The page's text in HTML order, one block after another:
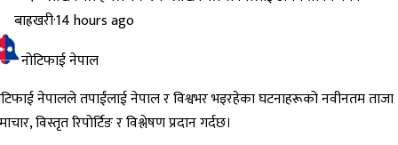
बाह्रखरी·14 hours ago
नोटिफाई नेपाल
नेपालले तपाईंलाई नेपाल र विश्वभर भइरहेका घटनाहरूको नवीनतम ताजा
विस्तृत रिपोर्टिङ र विश्लेषण प्रदान गर्दछ।